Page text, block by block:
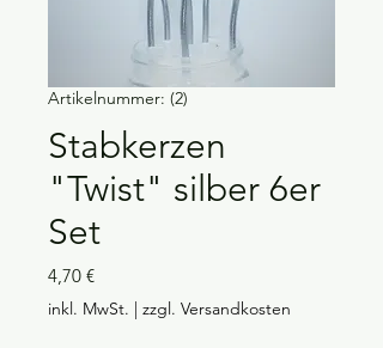
Artikelnummer: (2)
Stabkerzen
"Twist" silber 6er
Set
4,70 €Preis
inkl. MwSt. | zzgl. Versandkosten